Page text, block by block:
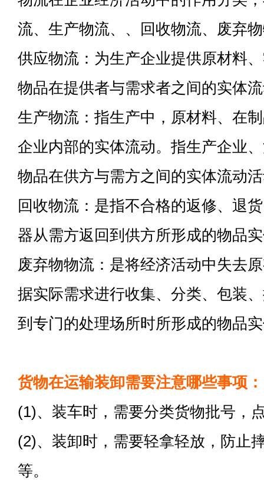
流、生产物流、、回收物流、废弃
供应物流：为生产企业提供原材料
物品在提供者与需求者之间的实体
生产物流：指生产中，原材料、在
企业内部的实体流动。指生产企业
物品在供方与需方之间的实体流动
回收物流：是指不合格的返修、退
器从需方返回到供方所形成的物品
废弃物物流：是将经济活动中失去
据实际需求进行收集、分类、包装
到专门的处理场所时所形成的物品
货物在运输装卸需要注意哪些事项：
(1)、装车时，需要分类货物批号，
(2)、装卸时，需要轻拿轻放，防止
等。